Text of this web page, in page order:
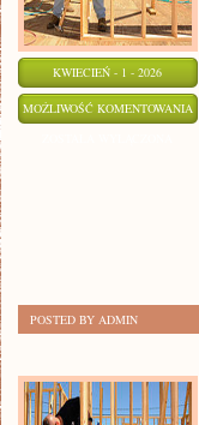
KWIECIEŃ - 1 - 2026
MOŻLIWOŚĆ KOMENTOWANIA
POSTED BY ADMIN